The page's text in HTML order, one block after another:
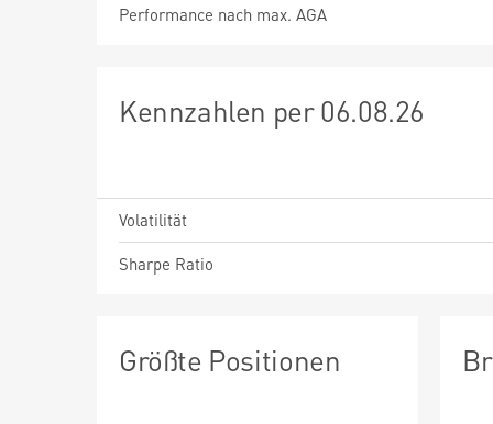
Performance nach max. AGA
Kennzahlen per 06.08.26
Volatilität
Sharpe Ratio
Größte Positionen